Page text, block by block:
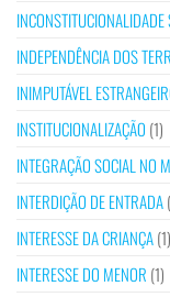
INCONSTITUCIONALIDADE
INDEPENDÊNCIA DOS
INIMPUTÁVEL
INSTITUCIONALIZAÇÃO (1)
INTEGRAÇÃO SOCIAL NO
INTERDIÇÃO DE ENTRADA
INTERESSE DA CRIANÇA(1)
INTERESSE DO MENOR (1)